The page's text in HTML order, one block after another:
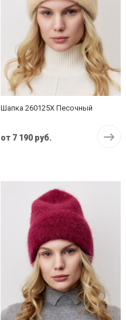
Шапка 260125X Песочный
от 7 190 руб.